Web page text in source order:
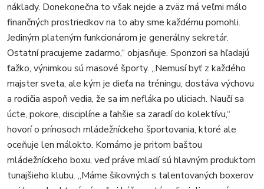
náklady. Donekonečna to však nejde a zväz má veľmi málo
finančných prostriedkov na to aby sme každému pomohli.
Jediným plateným funkcionárom je generálny sekretár.
Ostatní pracujeme zadarmo,“ objasňuje. Sponzori sa hľadajú
ťažko, výnimkou sú masové športy. „Nemusí byť z každého
majster sveta, ale kým je dieťa na tréningu, dostáva výchovu
a rodičia aspoň vedia, že sa im nefláka po uliciach. Naučí sa
úcte, pokore, disciplíne a ľahšie sa zaradí do kolektívu,“
hovorí o prínosoch mládežníckeho športovania, ktoré ale
oceňuje len málokto. Komárno je pritom baštou
mládežníckeho boxu, veď práve mladí sú hlavným produktom
tunajšieho klubu. „Máme šikovných s talentovaných boxerov